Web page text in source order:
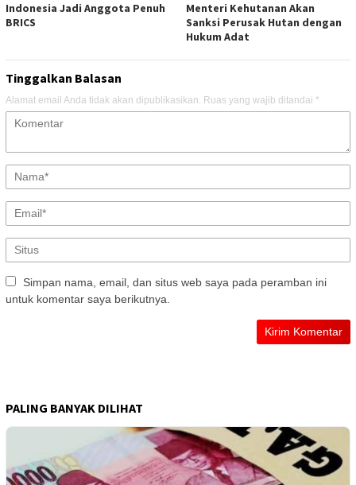
Indonesia Jadi Anggota Penuh
BRICS
Menteri Kehutanan Akan
Sanksi Perusak Hutan dengan
Hukum Adat
Tinggalkan Balasan
Alamat email Anda tidak akan dipublikasikan. Ruas yang wajib ditandai *
Simpan nama, email, dan situs web saya pada peramban ini
untuk komentar saya berikutnya.
PALING BANYAK DILIHAT